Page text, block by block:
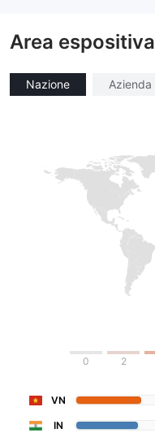
Area espositiva
Nazione Azienda
0 2
VN
IN